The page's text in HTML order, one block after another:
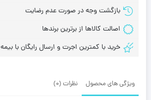
بازگشت وجه در صورت عدم رضایت
اصالت کالاها از برترین برندها
خرید با کمترین اجرت و ارسال رایگان با بیمه
ویژگی های محصول نظرات (0)